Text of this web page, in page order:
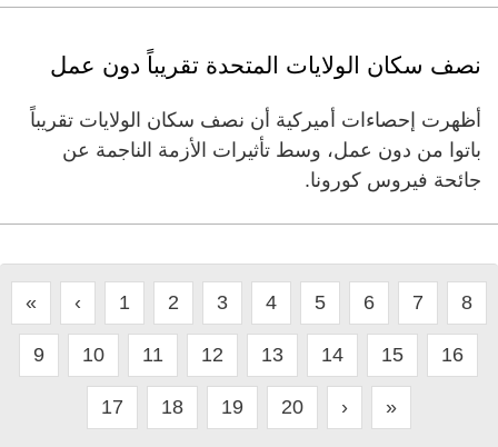
نصف سكان الولايات المتحدة تقريباً دون عمل
أظهرت إحصاءات أميركية أن نصف سكان الولايات تقريباً
باتوا من دون عمل، وسط تأثيرات الأزمة الناجمة عن
جائحة فيروس كورونا.
« ‹ 1 2 3 4 5 6 7 8
9 10 11 12 13 14 15 16
17 18 19 20 › »